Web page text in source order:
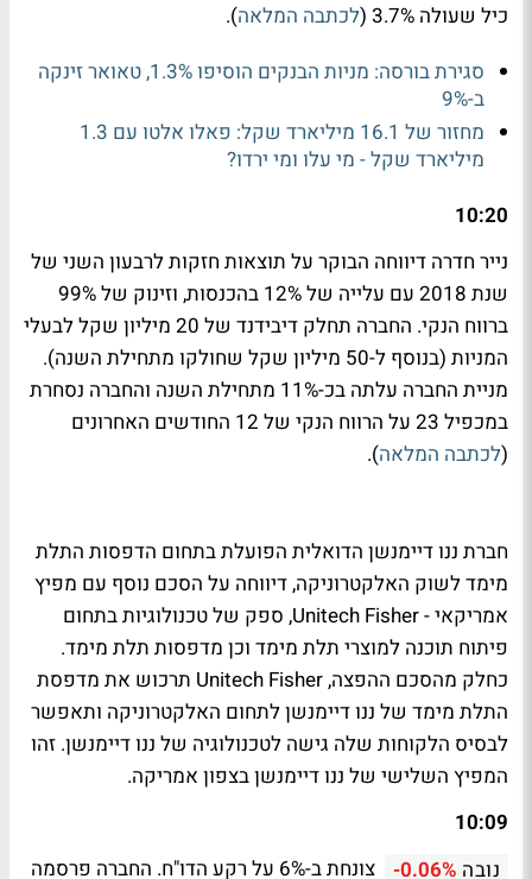
כיל שעולה 3.7% (
לכתבה המלאה).
סגירת בורסה: מניות הבנקים הוסיפו 1.3%, טאואר זינקה
ב-9%
מחזור של 16.1 מיליארד שקל: פאלו אלטו עם 1.3
מיליארד שקל - מי עלו ומי ירדו?
10:20
נייר חדרה דיווחה הבוקר על תוצאות חזקות לרבעון השני של
שנת 2018 עם עלייה של 12% בהכנסות, וזינוק של 99%
ברווח הנקי. החברה תחלק דיבידנד של 20 מיליון שקל לבעלי
המניות (בנוסף ל-50 מיליון שקל שחולקו מתחילת השנה).
מניית החברה עלתה בכ-11% מתחילת השנה והחברה נסחרת
במכפיל 23 על הרווח הנקי של 12 החודשים האחרונים
(לכתבה המלאה).
חברת ננו דיימנשן הדואלית הפועלת בתחום הדפסות התלת
מימד לשוק האלקטרוניקה, דיווחה על הסכם נוסף עם מפיץ
אמריקאי - Unitech Fisher, ספק של טכנולוגיות בתחום
פיתוח תוכנה למוצרי תלת מימד וכן מדפסות תלת מימד.
כחלק מהסכם ההפצה, Unitech Fisher תרכוש את מדפסת
התלת מימד של ננו דיימנשן לתחום האלקטרוניקה ותאפשר
לבסיס הלקוחות שלה גישה לטכנולוגיה של ננו דיימנשן. זהו
המפיץ השלישי של ננו דיימנשן בצפון אמריקה.
10:09
נובה -0.06% צונחת ב-6% על רקע הדו"ח. החברה פרסמה